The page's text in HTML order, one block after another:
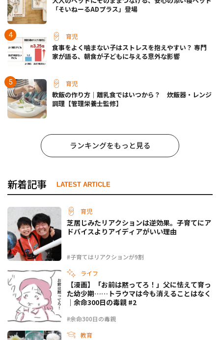
「そいねーるADプラス」登場
育児
食事をよく噛まない子はストレスを抱えやすい？ 専門
家が語る、朝食が子どもに与える意外な影響
育児
軟飯の作り方｜離乳食ではいつから？ 炊飯器・レンジ
調理【管理栄養士監修】
ランキングをもっと見る
新着記事 LATEST ARTICLE
育児
#子育てはリアクションが9割
芝居じみたリアクションは逆効果。子育てにア
ドバイスよりアイディアがいい理由
ライフ
#余命300日の毒親
【漫画】「お前は黙ってろ！」父に怯えて育っ
た幼少期……トラウマは今も消えることはなく
｜余命300日の毒親 #2
教育